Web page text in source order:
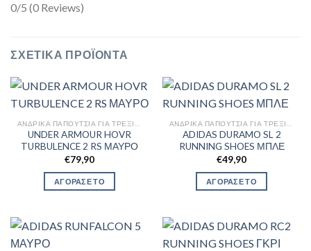
0/5 (0 Reviews)
ΣΧΕΤΙΚΆ ΠΡΟΪΌΝΤΑ
UNDER ARMOUR HOVR
TURBULENCE 2 RS ΜΑΥΡΟ
€79,90
ΑΓΟΡΑΣΕ ΤΟ
ADIDAS DURAMO SL 2
RUNNING SHOES ΜΠΛΕ
€49,90
ΑΓΟΡΑΣΕ ΤΟ